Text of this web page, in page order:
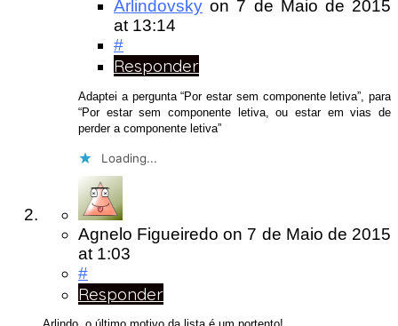
Arlindovsky on 7 de Maio de 2015
at 13:14
#
Responder
Adaptei a pergunta “Por estar sem componente letiva”, para
“Por estar sem componente letiva, ou estar em vias de
perder a componente letiva”
Loading...
Agnelo Figueiredo on 7 de Maio de 2015
at 1:03
#
Responder